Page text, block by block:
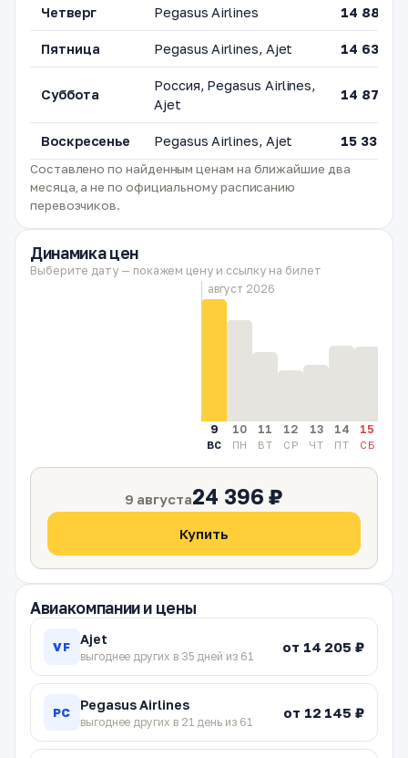
Четверг Pegasus Airlines 14 882 ₽
Пятница Pegasus Airlines, Ajet 14 634 ₽
Суббота
Россия, Pegasus Airlines,
Ajet
14 872 ₽
Воскресенье Pegasus Airlines, Ajet 15 330 ₽
Составлено по найденным ценам на ближайшие два
месяца, а не по официальному расписанию
перевозчиков.
Динамика цен
Выберите дату — покажем цену и ссылку на билет
август 2026
9
ВС
10
ПН
11
ВТ
12
СР
13
ЧТ
14
ПТ
15
СБ
9 августа24 396 ₽
Купить
Авиакомпании и цены
VF Ajet
выгоднее других в 35 дней из 61
от 14 205 ₽
PC Pegasus Airlines
выгоднее других в 21 день из 61
от 12 145 ₽